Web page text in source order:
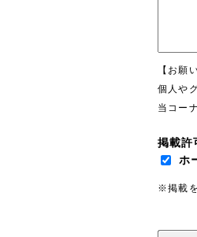
【お願
個人や
当コー
掲載許
ホ
※掲載